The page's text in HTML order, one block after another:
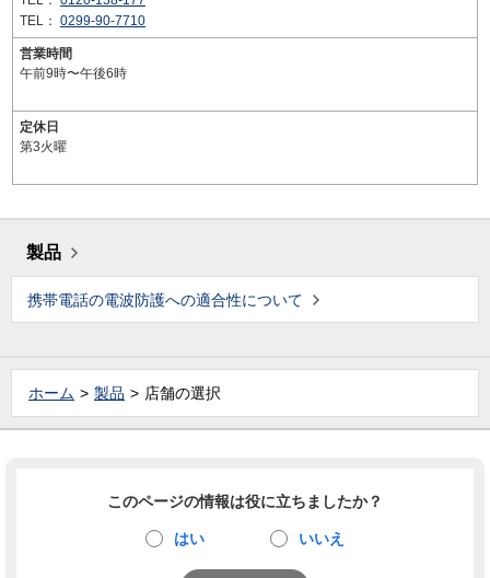
TEL： 0299-90-7710
営業時間
午前9時〜午後6時
定休日
第3火曜
製品
携帯電話の電波防護への適合性について
ホーム 製品 店舗の選択
このページの情報は役に立ちましたか？
はい いいえ